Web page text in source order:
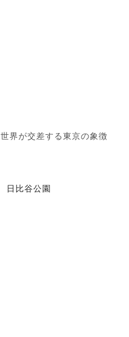
世界が交差する東京の象徴
日比谷公園